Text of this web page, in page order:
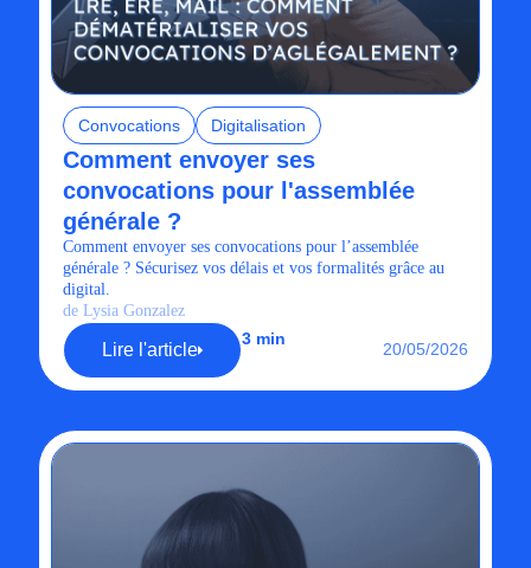
Convocations Digitalisation
Comment envoyer ses
convocations pour l'assemblée
générale ?
Comment envoyer ses convocations pour l’assemblée
générale ? Sécurisez vos délais et vos formalités grâce au
digital.
de Lysia Gonzalez
Lire l'article
3 min
20/05/2026